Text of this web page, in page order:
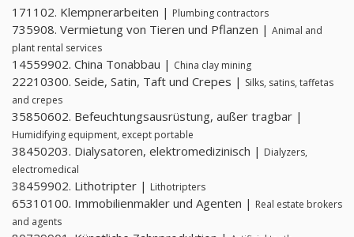
171102. Klempnerarbeiten | Plumbing contractors
735908. Vermietung von Tieren und Pflanzen | Animal and
plant rental services
14559902. China Tonabbau | China clay mining
22210300. Seide, Satin, Taft und Crepes | Silks, satins, taffetas
and crepes
35850602. Befeuchtungsausrüstung, außer tragbar |
Humidifying equipment, except portable
38450203. Dialysatoren, elektromedizinisch | Dialyzers,
electromedical
38459902. Lithotripter | Lithotripters
65310100. Immobilienmakler und Agenten | Real estate brokers
and agents